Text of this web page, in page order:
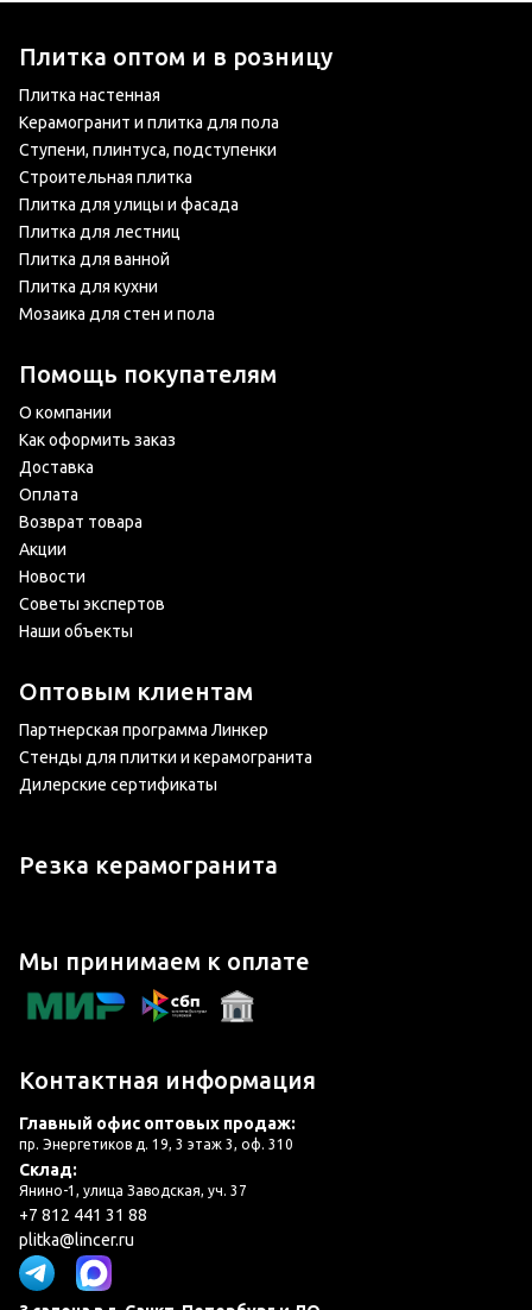
Плитка оптом и в розницу
Плитка настенная
Керамогранит и плитка для пола
Ступени, плинтуса, подступенки
Строительная плитка
Плитка для улицы и фасада
Плитка для лестниц
Плитка для ванной
Плитка для кухни
Мозаика для стен и пола
Помощь покупателям
О компании
Как оформить заказ
Доставка
Оплата
Возврат товара
Акции
Новости
Советы экспертов
Наши объекты
Оптовым клиентам
Партнерская программа Линкер
Стенды для плитки и керамогранита
Дилерские сертификаты
Резка керамогранита
Мы принимаем к оплате
Контактная информация
Главный офис оптовых продаж:
пр. Энергетиков д. 19, 3 этаж 3, оф. 310
Склад:
Янино-1, улица Заводская, уч. 37
+7 812 441 31 88
plitka@lincer.ru